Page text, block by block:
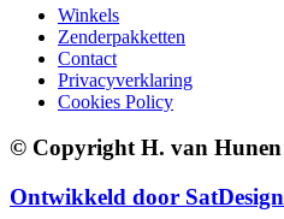
Winkels
Zenderpakketten
Contact
Privacyverklaring
Cookies Policy
© Copyright H. van Hunen
Ontwikkeld door SatDesign